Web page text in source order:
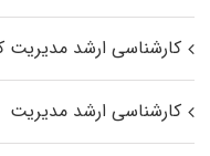
کارشناسی ارشد
کارشناسی ارشد مدیریت